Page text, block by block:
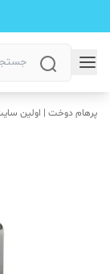
پرهام دوخت | اولین